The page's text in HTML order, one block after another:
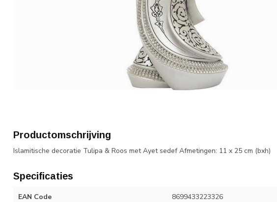
Productomschrijving
Islamitische decoratie Tulipa & Roos met Ayet sedef Afmetingen: 11 x 25 cm (bxh)
Specificaties
EAN Code 8699433223326